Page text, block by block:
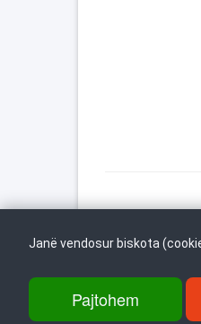
Kthehu në fillim
rr. Dame Gruev
Janë vendosur biskota
Pajtohem